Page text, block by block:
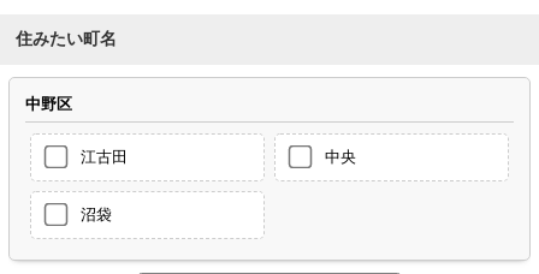
住みたい町名
中野区
江古田 中央
沼袋